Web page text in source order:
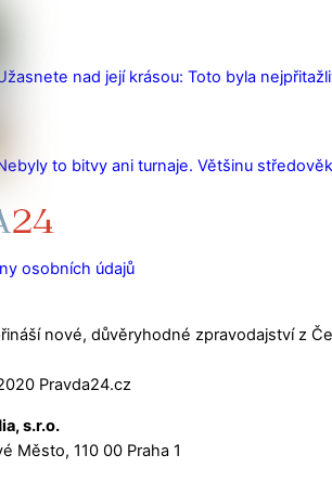
nad její krásou: Toto byla
to bitvy ani turnaje. Většinu
osobních údajů
nové, důvěryhodné zpravodajství z
Pravda24.cz
s.r.o.
Město, 110 00 Praha 1